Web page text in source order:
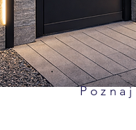
Poznaj